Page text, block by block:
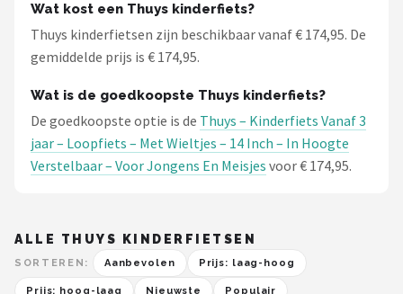
Voltano
Shimano
Cortina
Alle merken →
Wat kost een Thuys kinderfiets?
Thuys kinderfietsen zijn beschikbaar vanaf € 174,95. De
gemiddelde prijs is € 174,95.
Wat is de goedkoopste Thuys kinderfiets?
De goedkoopste optie is de Thuys – Kinderfiets Vanaf 3
jaar – Loopfiets – Met Wieltjes – 14 Inch – In Hoogte
Verstelbaar – Voor Jongens En Meisjes voor € 174,95.
ALLE THUYS KINDERFIETSEN
SORTEREN: Aanbevolen Prijs: laag-hoog
Prijs: hoog-laag Nieuwste Populair